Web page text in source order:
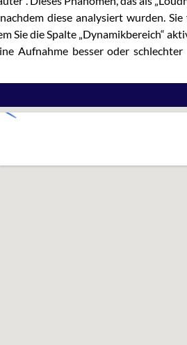
diese analysiert wurden.
Sie die Spalte „Dynamikbereich“
Aufnahme besser oder